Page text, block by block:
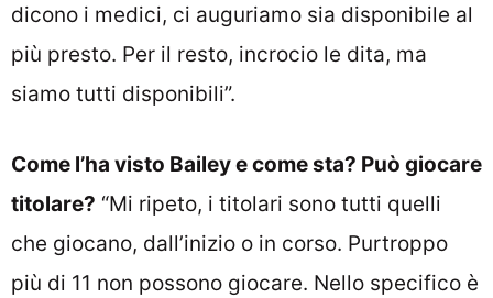
dicono i medici, ci auguriamo sia disponibile al
più presto. Per il resto, incrocio le dita, ma
siamo tutti disponibili”.
Come l’ha visto Bailey e come sta? Può giocare
titolare? “Mi ripeto, i titolari sono tutti quelli
che giocano, dall’inizio o in corso. Purtroppo
più di 11 non possono giocare. Nello specifico è